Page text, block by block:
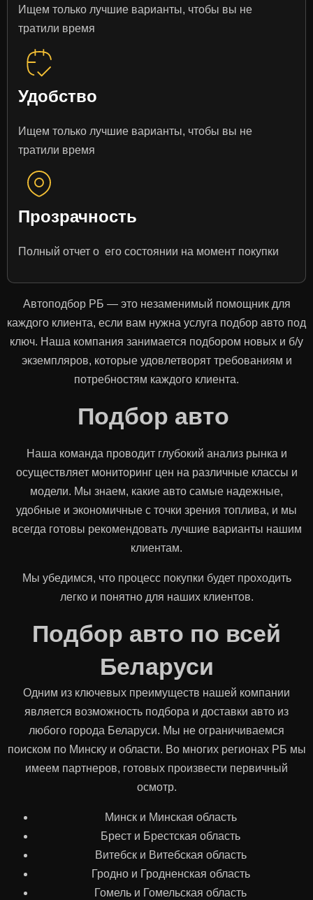
Ищем только лучшие варианты, чтобы вы не
тратили время
Удобство
Ищем только лучшие варианты, чтобы вы не
тратили время
Прозрачность
Полный отчет о его состоянии на момент покупки
Автоподбор РБ — это незаменимый помощник для
каждого клиента, если вам нужна услуга подбор авто под
ключ. Наша компания занимается подбором новых и б/у
экземпляров, которые удовлетворят требованиям и
потребностям каждого клиента.
Подбор авто
Наша команда проводит глубокий анализ рынка и
осуществляет мониторинг цен на различные классы и
модели. Мы знаем, какие авто самые надежные,
удобные и экономичные с точки зрения топлива, и мы
всегда готовы рекомендовать лучшие варианты нашим
клиентам.
Мы убедимся, что процесс покупки будет проходить
легко и понятно для наших клиентов.
Подбор авто по всей
Беларуси
Одним из ключевых преимуществ нашей компании
является возможность подбора и доставки авто из
любого города Беларуси. Мы не ограничиваемся
поиском по Минску и области. Во многих регионах РБ мы
имеем партнеров, готовых произвести первичный
осмотр.
Минск и Минская область
Брест и Брестская область
Витебск и Витебская область
Гродно и Гродненская область
Гомель и Гомельская область